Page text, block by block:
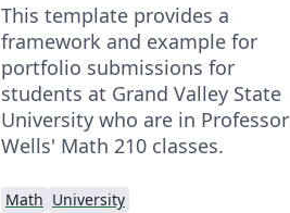
This template provides a
framework and example for
portfolio submissions for
students at Grand Valley State
University who are in Professor
Wells' Math 210 classes.
Math University